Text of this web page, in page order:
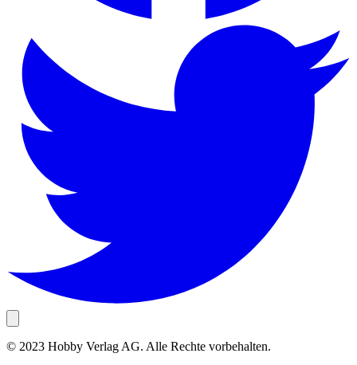
© 2023 Hobby Verlag AG. Alle Rechte vorbehalten.